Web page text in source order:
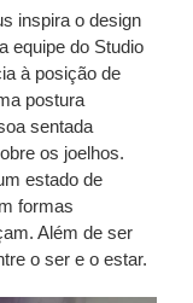
inspira o design
equipe do Studio
à posição de
postura
sentada
os joelhos.
estado de
formas
Além de ser
o ser e o estar.